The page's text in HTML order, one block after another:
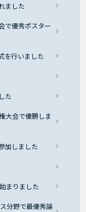
ました
で優秀ポスター
を行いました
た
大会で優勝しま
加しました
まりました
分野で最優秀論